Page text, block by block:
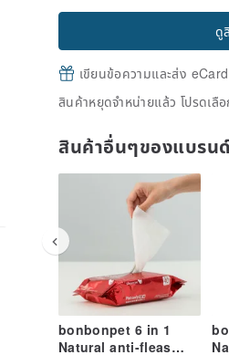
ดู
เขียนข้อความและส่ง
สินค้าหยุดจำหน่ายแล้ว โปรดเลื
สินค้าอื่นๆของแบรนด์
bonbonpet 6 in 1
Natural anti-fleas